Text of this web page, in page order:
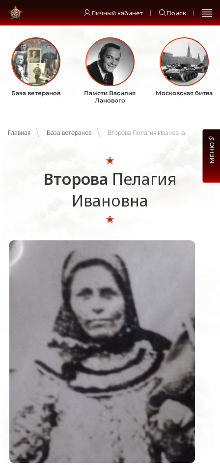
Личный кабинет Поиск
База ветеранов
Памяти Василия
Ланового
Московская битва
Главная База ветеранов Второва Пелагия Ивановна
Второва Пелагия
Ивановна
МЕНЮ